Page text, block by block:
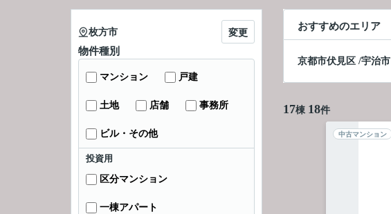
おすすめのエリア
京都市伏見区 /宇治市
17棟 18件
中古マンション
枚方市 変更
物件種別
マンション 戸建
土地 店舗 事務所
ビル・その他
投資用
区分マンション
一棟アパート